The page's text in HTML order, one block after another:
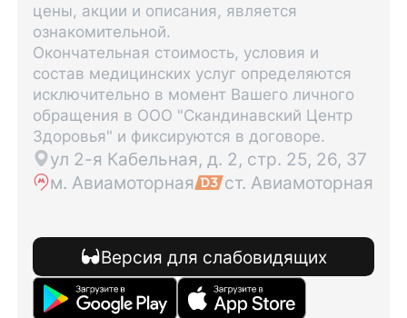
цены, акции и описания, является
ознакомительной.
Окончательная стоимость, условия и
состав медицинских услуг определяются
исключительно в момент Вашего личного
обращения в ООО "Скандинавский Центр
Здоровья" и фиксируются в договоре.
ул 2-я Кабельная, д. 2, стр. 25, 26, 37
м. Авиамоторная
ст. Авиамоторная
Версия для слабовидящих